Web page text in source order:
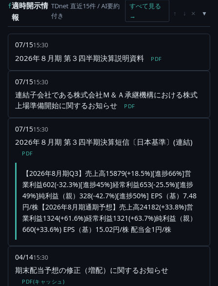
f適時開示情
報
TDnet 直近15件 / AI要約
付き
すべて見る
→
↑ ↓ ×
07/1515:30
2026年８月期 第３四半期決算説明資料 PDF
07/1515:30
連結子会社である株式会社Ｍ＆Ａ承継機構における株式
上場準備開始に関するお知らせ
PDF
07/1515:30
2026年８月期 第３四半期決算短信〔日本基準〕(連結)
PDF
【2026年8月期Q3】売上高15879(+18.5%)[進捗66%]営
業利益602(-32.3%)[進捗45%]経常利益653(-25.5%)[進捗
49%]純利益（親）328(-42.7%)[進捗50%] EPS（基）7.48
円/株【2026年8月期通期予想】売上高24182(+33.8%)営
業利益1324(+61.6%)経常利益1321(+63.7%)純利益（親）
660(+33.6%) EPS（基）15.02円/株 配当金1円/株
04/1415:30
期末配当予想の修正（増配）に関するお知らせ
PDF(キャッシュ)